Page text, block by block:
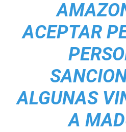
ACEPTAR
ALGUNAS
A